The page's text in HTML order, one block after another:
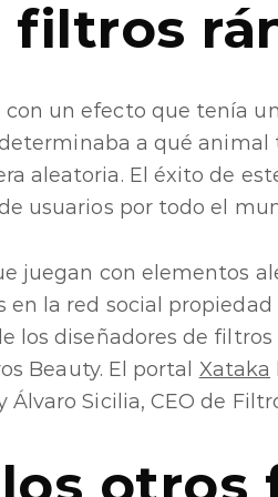
filtros
un efecto que tenía
a qué animal
aleatoria. El éxito de
usuarios por todo el
juegan con elementos
en la red social
los diseñadores de
Beauty. El portal Xataka
Sicilia, CEO de